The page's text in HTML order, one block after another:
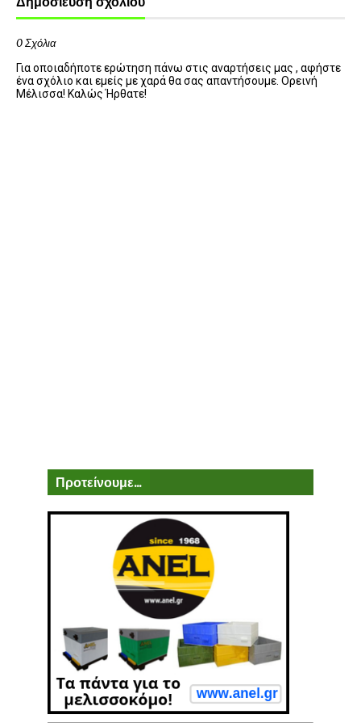
0 Σχόλια
Για οποιαδήποτε ερώτηση πάνω στις αναρτήσεις μας , αφήστε
ένα σχόλιο και εμείς με χαρά θα σας απαντήσουμε. Ορεινή
Μέλισσα! Καλώς Ήρθατε!
Προτείνουμε...